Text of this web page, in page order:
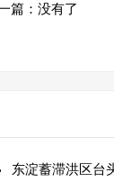
篇：没有了
东淀蓄滞洪区台